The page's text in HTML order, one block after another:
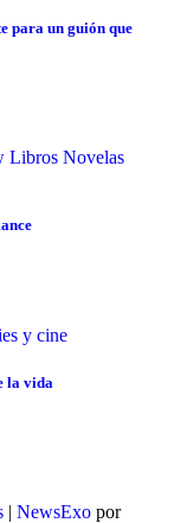
para un guión que
Libros Novelas
y cine
la vida
| NewsExo por